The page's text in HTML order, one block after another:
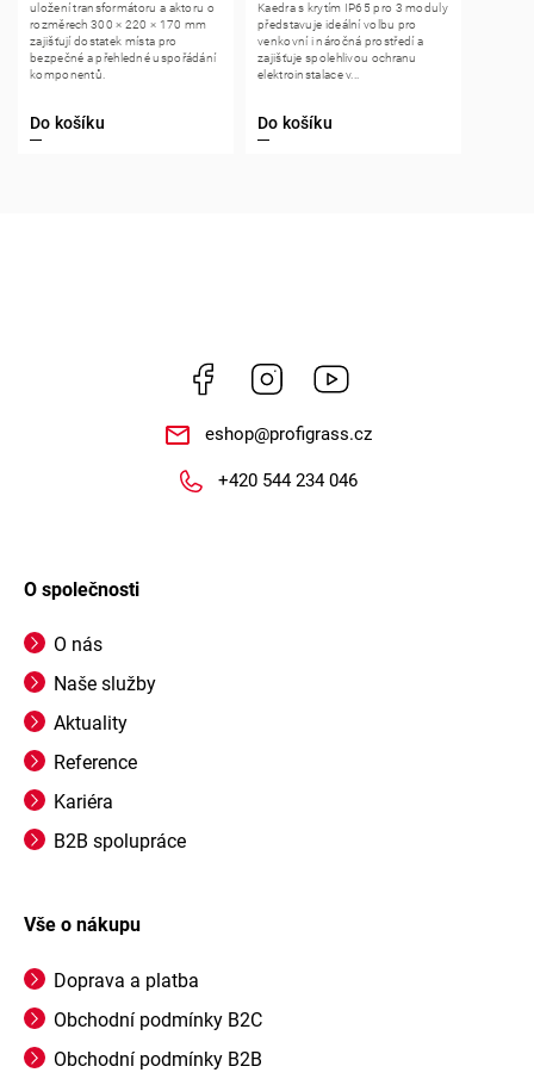
Do košíku
uložení transformátoru a aktoru o
rozměrech 300 × 220 × 170 mm
zajišťují dostatek místa pro
bezpečné a přehledné uspořádání
komponentů.
Do košíku
Kaedra s krytím IP65 pro 3 moduly
představuje ideální volbu pro
venkovní i náročná prostředí a
zajišťuje spolehlivou ochranu
elektroinstalace v...
Facebook Instagram
eshop@profigrass.cz
+420 544 234 046
O společnosti
O nás
Naše služby
Aktuality
Reference
Kariéra
B2B spolupráce
Vše o nákupu
Doprava a platba
Obchodní podmínky B2C
Obchodní podmínky B2B